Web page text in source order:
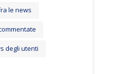
le news
degli utenti